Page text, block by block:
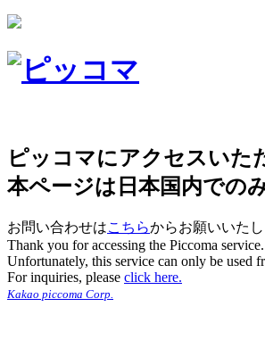
ピッコマにアクセスいた
本ページは日本国内での
お問い合わせはこちらからお願いいたし
Thank you for accessing the Piccoma service.
Unfortunately, this service can only be used
For inquiries, please click here.
Kakao piccoma Corp.